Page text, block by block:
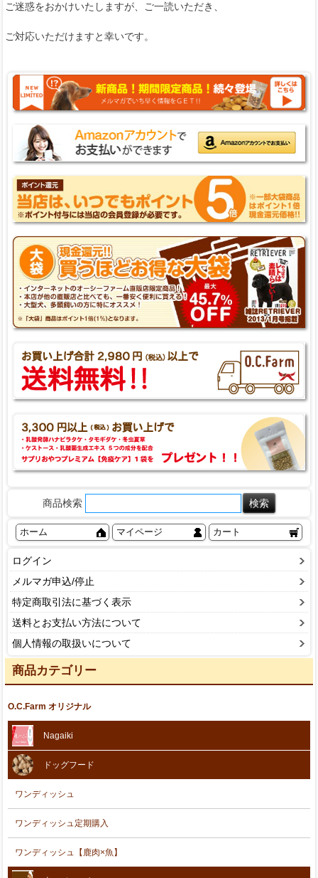
ご迷惑をおかけいたしますが、ご一読いただき、
ご対応いただけますと幸いです。
商品検索
ホーム マイページ カート
ログイン
メルマガ申込/停止
特定商取引法に基づく表示
送料とお支払い方法について
個人情報の取扱いについて
商品カテゴリー
O.C.Farm オリジナル
Nagaiki
ドッグフード
ワンディッシュ
ワンディッシュ定期購入
ワンディッシュ【鹿肉×魚】